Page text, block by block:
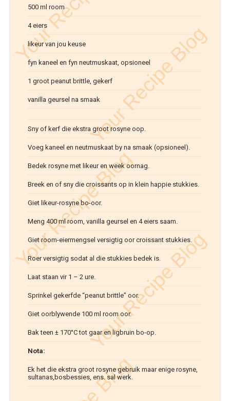
500 ml room
4 eiers
likeur van jou keuse
fyn kaneel en fyn neutmuskaat, opsioneel
1 groot peanut brittle, gekerf
vanilla geursel na smaak
Sny of kerf die ekstra groot rosyne oop.
Voeg kaneel en neutmuskaat by na smaak (opsioneel).
Bedek rosyne met likeur en week oornag.
Breek en of sny die croissants op in klein happie stukkies.
Giet likeur-rosyne bo-oor.
Meng 400 ml room, vanilla geursel en 4 eiers saam.
Giet room-eiermengsel versigtig oor croissant stukkies.
Roer versigtig sodat al die stukkies bedek is.
Laat staan vir 1 – 2 ure.
Sprinkel gekerfde “peanut brittle” oor.
Giet oorblywende 100 ml room oor.
Bak teen ± 170°C tot gaar en ligbruin bo-op.
Nota:
Ek het die ekstra groot rosyne gebruik maar enige rosyne,
sultanas,bosbessies, ens. sal werk.